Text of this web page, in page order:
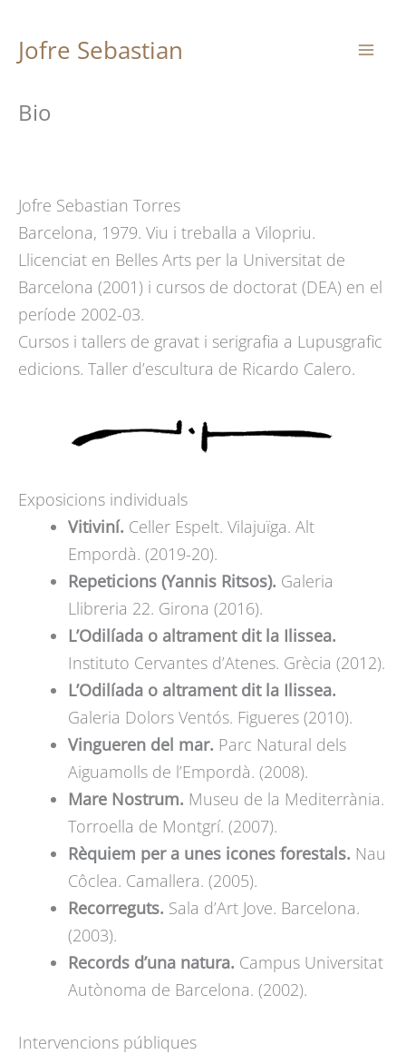
Jofre Sebastian
Bio
Jofre Sebastian Torres
Barcelona, 1979. Viu i treballa a Vilopriu.
Llicenciat en Belles Arts per la Universitat de
Barcelona (2001) i cursos de doctorat (DEA) en el
període 2002-03.
Cursos i tallers de gravat i serigrafia a Lupusgrafic
edicions. Taller d’escultura de Ricardo Calero.
Exposicions individuals
Vitiviní. Celler Espelt. Vilajuïga. Alt
Empordà. (2019-20).
Repeticions (Yannis Ritsos). Galeria
Llibreria 22. Girona (2016).
L’Odilíada o altrament dit la Ilissea.
Instituto Cervantes d’Atenes. Grècia (2012).
L’Odilíada o altrament dit la Ilissea.
Galeria Dolors Ventós. Figueres (2010).
Vingueren del mar. Parc Natural dels
Aiguamolls de l’Empordà. (2008).
Mare Nostrum. Museu de la Mediterrània.
Torroella de Montgrí. (2007).
Rèquiem per a unes icones forestals. Nau
Côclea. Camallera. (2005).
Recorreguts. Sala d’Art Jove. Barcelona.
(2003).
Records d’una natura. Campus Universitat
Autònoma de Barcelona. (2002).
Intervencions públiques